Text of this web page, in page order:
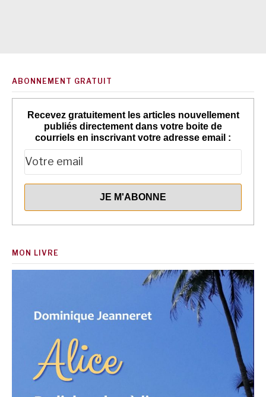
ABONNEMENT GRATUIT
Recevez gratuitement les articles nouvellement
publiés directement dans votre boite de
courriels en inscrivant votre adresse email :
MON LIVRE